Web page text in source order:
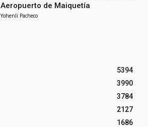
Aeropuerto de Maiquetía
Yohenli Pacheco
5394
3990
3784
2127
1686